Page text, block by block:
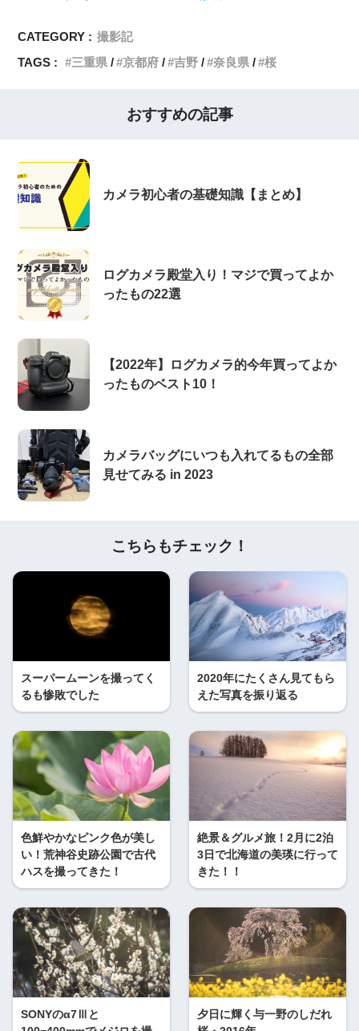
CATEGORY : 撮影記
TAGS :
三重県 京都府 吉野 奈良県 桜
おすすめの記事
カメラ初心者の基礎知識【まとめ】
ログカメラ殿堂入り！マジで買ってよか
ったもの22選
【2022年】ログカメラ的今年買ってよか
ったものベスト10！
カメラバッグにいつも入れてるもの全部
見せてみる in 2023
こちらもチェック！
スーパームーンを撮ってく
るも惨敗でした
2020年にたくさん見てもら
えた写真を振り返る
色鮮やかなピンク色が美し
い！荒神谷史跡公園で古代
ハスを撮ってきた！
絶景＆グルメ旅！2月に2泊
3日で北海道の美瑛に行って
きた！！
SONYのα7Ⅲと
夕日に輝く与一野のしだれ